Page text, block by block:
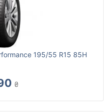
195/55 R15 85H
₴